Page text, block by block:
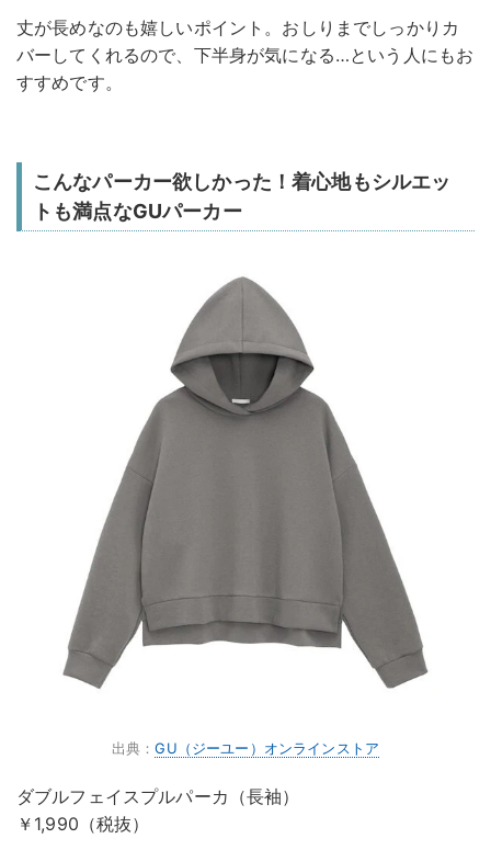
丈が長めなのも嬉しいポイント。おしりまでしっかりカ
バーしてくれるので、下半身が気になる…という人にもお
すすめです。
こんなパーカー欲しかった！着心地もシルエッ
トも満点なGUパーカー
出典：GU（ジーユー）オンラインストア
ダブルフェイスプルパーカ（長袖）
￥1,990（税抜）